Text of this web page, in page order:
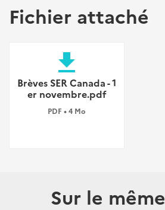
Fichier attaché
file_download
Brèves SER Canada - 1
er novembre.pdf
PDF • 4 Mo
Sur le